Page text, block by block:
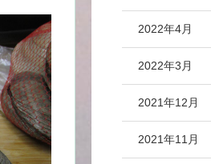
2022年4月
2022年3月
2021年12月
2021年11月